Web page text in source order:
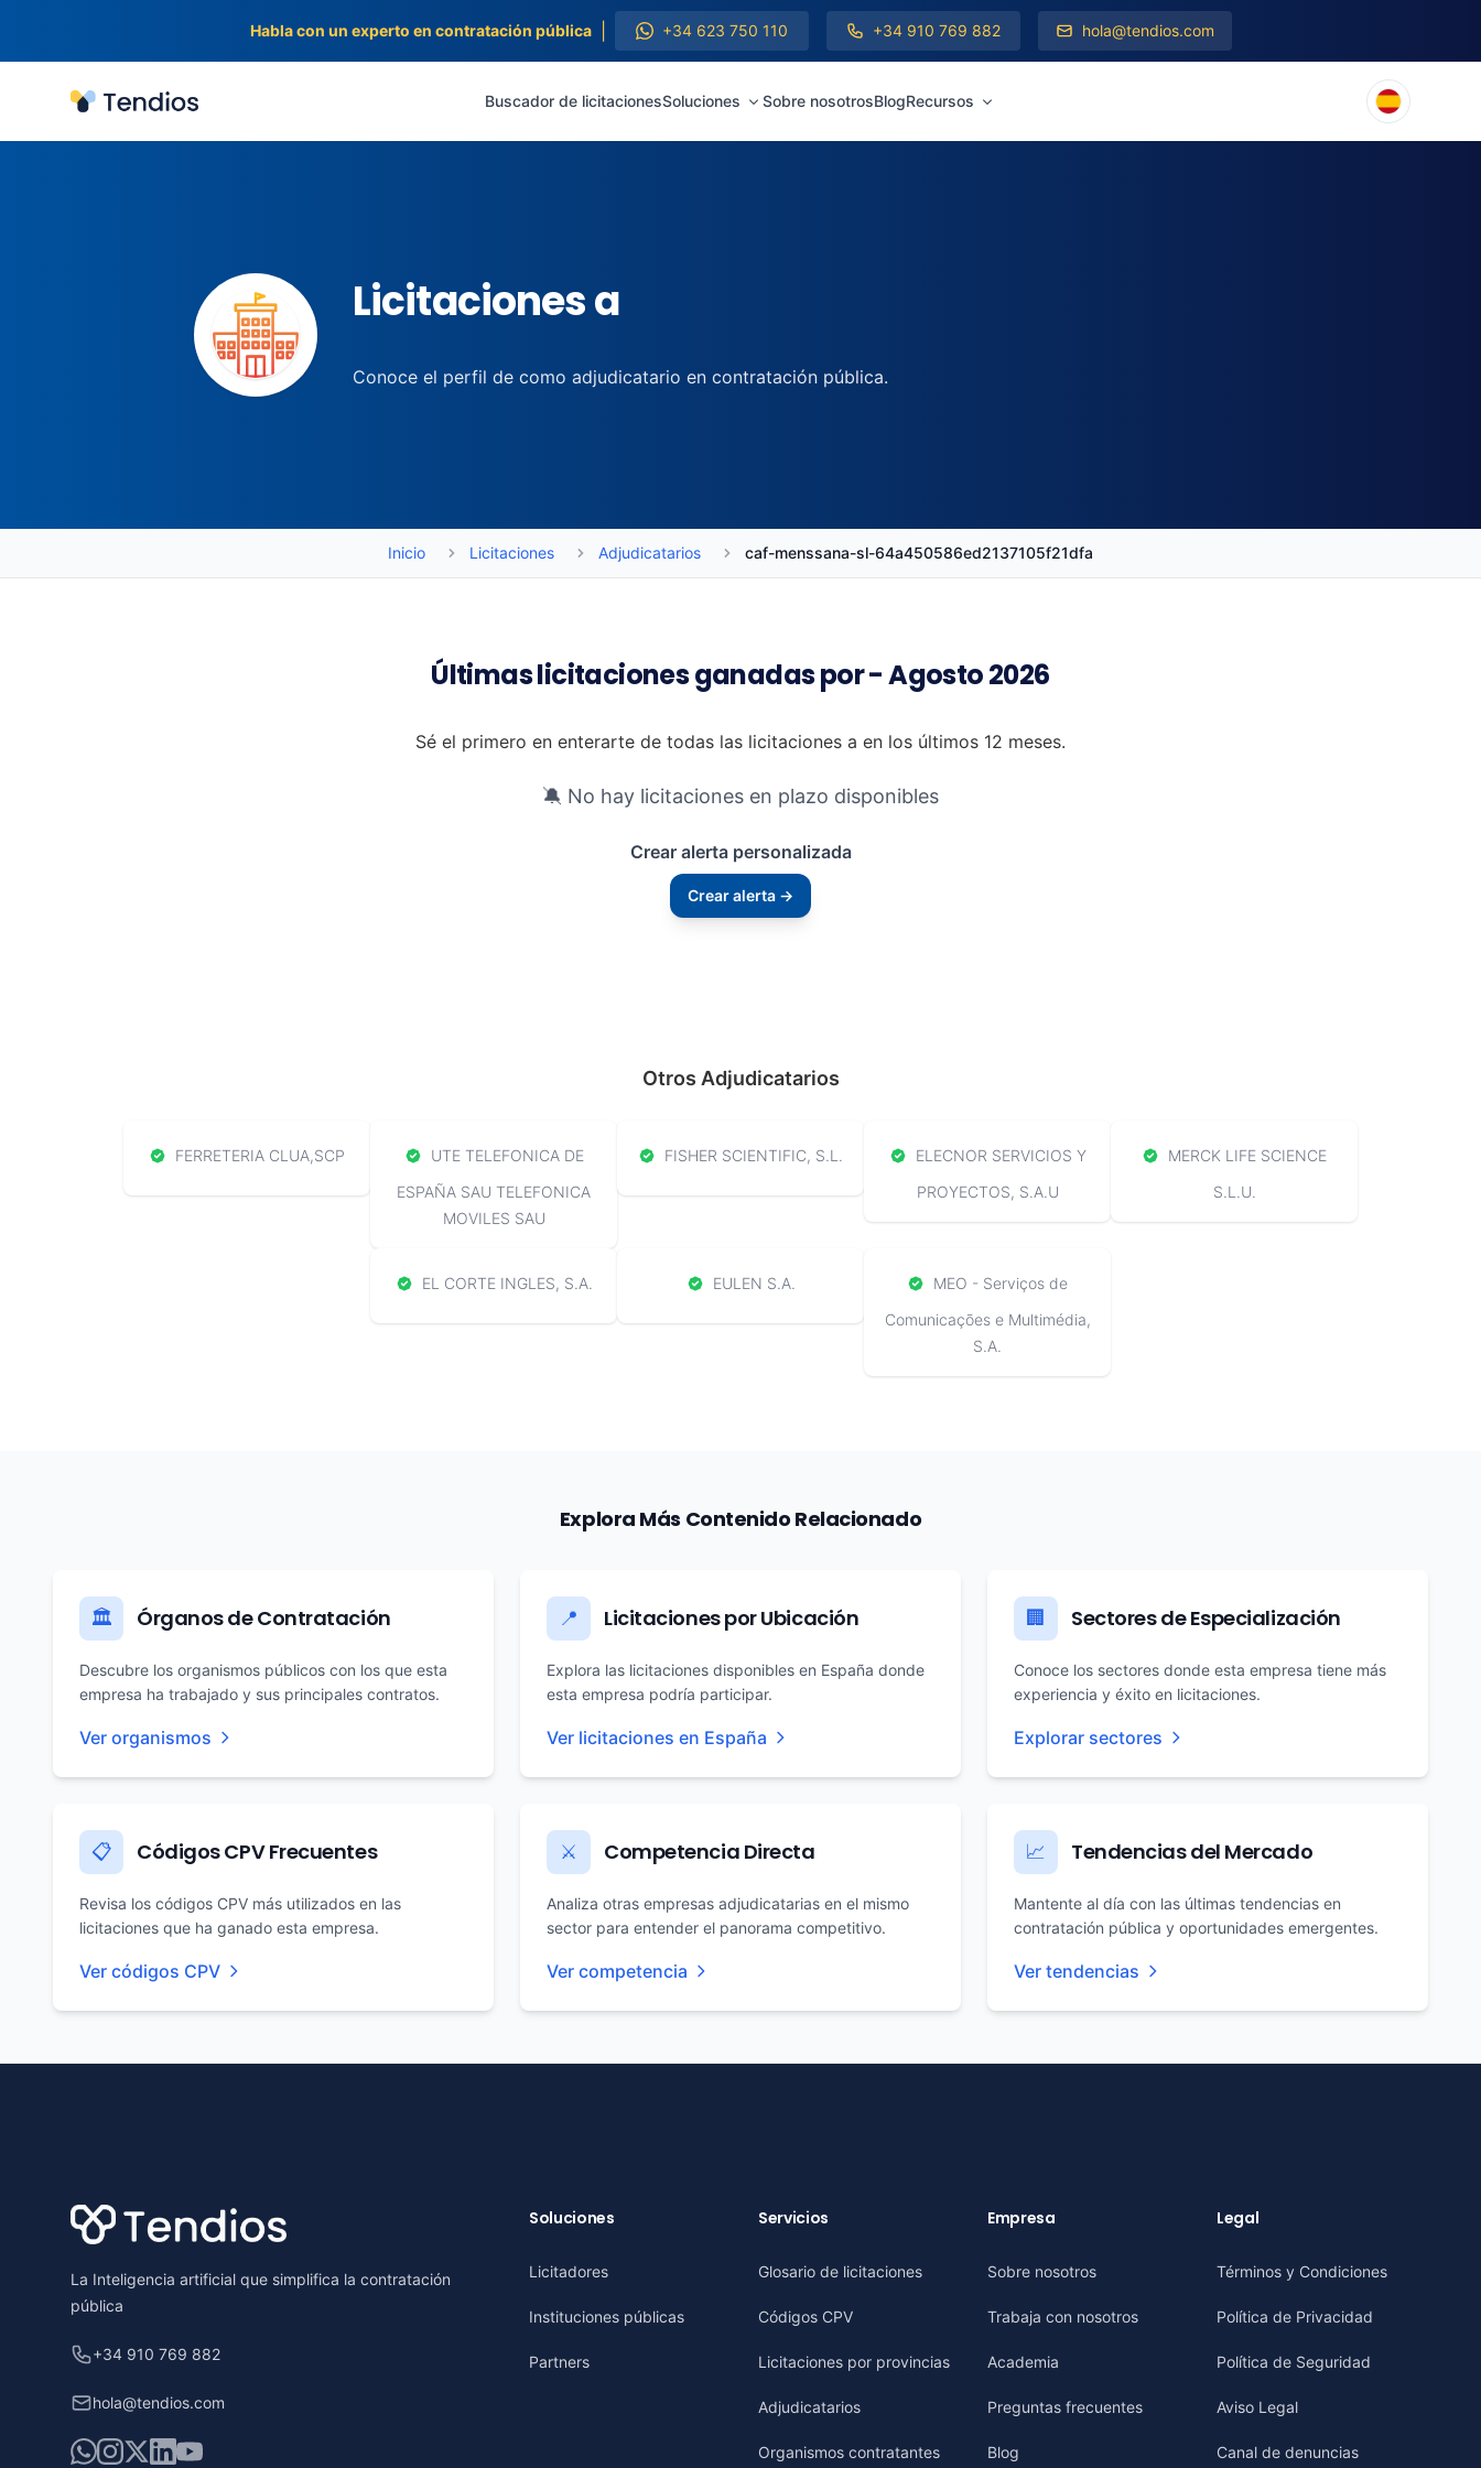
Habla con un experto en contratación pública +34 623 750 110 +34 910 769 882 hola@tendios.com
Tendios Buscador de licitacionesSoluciones Sobre nosotrosBlogRecursos
Licitaciones a
Conoce el perfil de como adjudicatario en contratación pública.
Inicio Licitaciones Adjudicatarios caf-menssana-sl-64a450586ed2137105f21dfa
Últimas licitaciones ganadas por - Agosto 2026
Sé el primero en enterarte de todas las licitaciones a en los últimos 12 meses.
🔕 No hay licitaciones en plazo disponibles
Crear alerta personalizada
Crear alerta →
Otros Adjudicatarios
FERRETERIA CLUA,SCP
UTE TELEFONICA DE
ESPAÑA SAU TELEFONICA
MOVILES SAU
FISHER SCIENTIFIC, S.L.
ELECNOR SERVICIOS Y
PROYECTOS, S.A.U
MERCK LIFE SCIENCE
S.L.U.
EL CORTE INGLES, S.A. EULEN S.A.
MEO - Serviços de
Comunicações e Multimédia,
S.A.
Explora Más Contenido Relacionado
🏛️ Órganos de Contratación
Descubre los organismos públicos con los que esta
empresa ha trabajado y sus principales contratos.
Ver organismos
📍 Licitaciones por Ubicación
Explora las licitaciones disponibles en España donde
esta empresa podría participar.
Ver licitaciones en España
🏢 Sectores de Especialización
Conoce los sectores donde esta empresa tiene más
experiencia y éxito en licitaciones.
Explorar sectores
📋 Códigos CPV Frecuentes
Revisa los códigos CPV más utilizados en las
licitaciones que ha ganado esta empresa.
Ver códigos CPV
⚔️ Competencia Directa
Analiza otras empresas adjudicatarias en el mismo
sector para entender el panorama competitivo.
Ver competencia
📈 Tendencias del Mercado
Mantente al día con las últimas tendencias en
contratación pública y oportunidades emergentes.
Ver tendencias
La Inteligencia artificial que simplifica la contratación
pública
+34 910 769 882
hola@tendios.com
WhatsApp
Instagram
X LinkedIn
YouTube
Soluciones
Licitadores
Instituciones públicas
Partners
Servicios
Glosario de licitaciones
Códigos CPV
Licitaciones por provincias
Adjudicatarios
Organismos contratantes
Empresa
Sobre nosotros
Trabaja con nosotros
Academia
Preguntas frecuentes
Blog
Legal
Términos y Condiciones
Política de Privacidad
Política de Seguridad
Aviso Legal
Canal de denuncias